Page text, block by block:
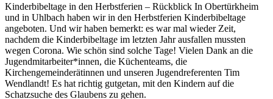
Kinderbibeltage in den Herbstferien – Rückblick In Obertürkheim
und in Uhlbach haben wir in den Herbstferien Kinderbibeltage
angeboten. Und wir haben bemerkt: es war mal wieder Zeit,
nachdem die Kinderbibeltage im letzten Jahr ausfallen mussten
wegen Corona. Wie schön sind solche Tage! Vielen Dank an die
Jugendmitarbeiter*innen, die Küchenteams, die
Kirchengemeinderätinnen und unseren Jugendreferenten Tim
Wendlandt! Es hat richtig gutgetan, mit den Kindern auf die
Schatzsuche des Glaubens zu gehen.